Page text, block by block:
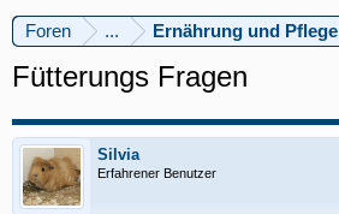
Foren ... Ernährung und Pflege
Fütterungs Fragen
Silvia
Erfahrener Benutzer